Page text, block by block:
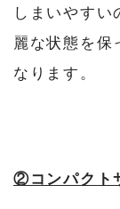
しまいやすい
麗な状態を保
なります。
②コンパクト